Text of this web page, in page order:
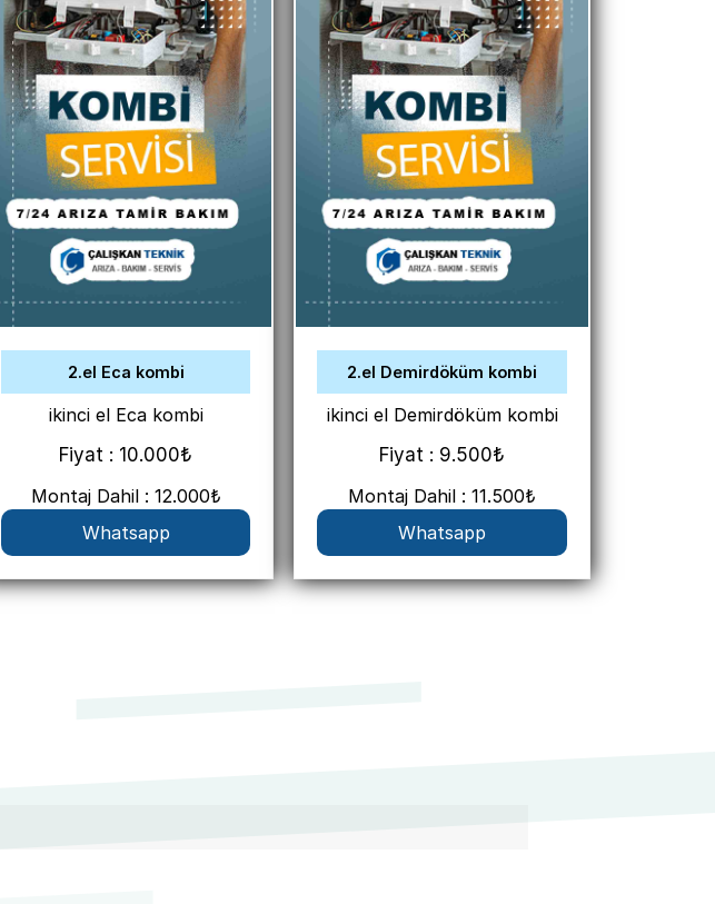
2.el Eca kombi
ikinci el Eca kombi
Fiyat : 10.000₺
Montaj Dahil : 12.000₺
Whatsapp
2.el Demirdöküm kombi
ikinci el Demirdöküm kombi
Fiyat : 9.500₺
Montaj Dahil : 11.500₺
Whatsapp